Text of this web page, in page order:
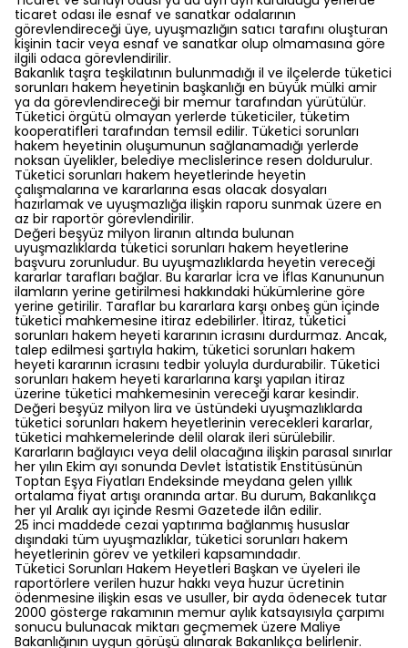
ticaret odası ile esnaf ve sanatkar odalarının
görevlendireceği üye, uyuşmazlığın satıcı tarafını oluşturan
kişinin tacir veya esnaf ve sanatkar olup olmamasına göre
ilgili odaca görevlendirilir.
Bakanlık taşra teşkilatının bulunmadığı il ve ilçelerde tüketici
sorunları hakem heyetinin başkanlığı en büyük mülki amir
ya da görevlendireceği bir memur tarafından yürütülür.
Tüketici örgütü olmayan yerlerde tüketiciler, tüketim
kooperatifleri tarafından temsil edilir. Tüketici sorunları
hakem heyetinin oluşumunun sağlanamadığı yerlerde
noksan üyelikler, belediye meclislerince resen doldurulur.
Tüketici sorunları hakem heyetlerinde heyetin
çalışmalarına ve kararlarına esas olacak dosyaları
hazırlamak ve uyuşmazlığa ilişkin raporu sunmak üzere en
az bir raportör görevlendirilir.
Değeri beşyüz milyon liranın altında bulunan
uyuşmazlıklarda tüketici sorunları hakem heyetlerine
başvuru zorunludur. Bu uyuşmazlıklarda heyetin vereceği
kararlar tarafları bağlar. Bu kararlar İcra ve İflas Kanununun
ilamların yerine getirilmesi hakkındaki hükümlerine göre
yerine getirilir. Taraflar bu kararlara karşı onbeş gün içinde
tüketici mahkemesine itiraz edebilirler. İtiraz, tüketici
sorunları hakem heyeti kararının icrasını durdurmaz. Ancak,
talep edilmesi şartıyla hakim, tüketici sorunları hakem
heyeti kararının icrasını tedbir yoluyla durdurabilir. Tüketici
sorunları hakem heyeti kararlarına karşı yapılan itiraz
üzerine tüketici mahkemesinin vereceği karar kesindir.
Değeri beşyüz milyon lira ve üstündeki uyuşmazlıklarda
tüketici sorunları hakem heyetlerinin verecekleri kararlar,
tüketici mahkemelerinde delil olarak ileri sürülebilir.
Kararların bağlayıcı veya delil olacağına ilişkin parasal sınırlar
her yılın Ekim ayı sonunda Devlet İstatistik Enstitüsünün
Toptan Eşya Fiyatları Endeksinde meydana gelen yıllık
ortalama fiyat artışı oranında artar. Bu durum, Bakanlıkça
her yıl Aralık ayı içinde Resmi Gazetede ilân edilir.
25 inci maddede cezai yaptırıma bağlanmış hususlar
dışındaki tüm uyuşmazlıklar, tüketici sorunları hakem
heyetlerinin görev ve yetkileri kapsamındadır.
Tüketici Sorunları Hakem Heyetleri Başkan ve üyeleri ile
raportörlere verilen huzur hakkı veya huzur ücretinin
ödenmesine ilişkin esas ve usuller, bir ayda ödenecek tutar
2000 gösterge rakamının memur aylık katsayısıyla çarpımı
sonucu bulunacak miktarı geçmemek üzere Maliye
Bakanlığının uygun görüşü alınarak Bakanlıkça belirlenir.